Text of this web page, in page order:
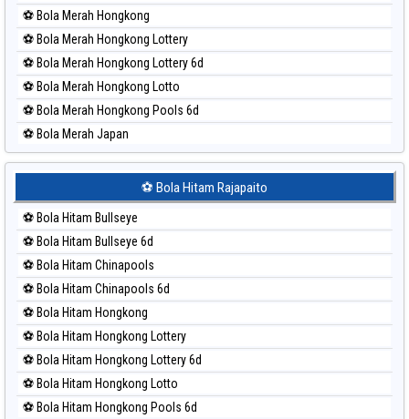
⚽ Bola Merah Hongkong
⚽ Bola Merah Hongkong Lottery
⚽ Bola Merah Hongkong Lottery 6d
⚽ Bola Merah Hongkong Lotto
⚽ Bola Merah Hongkong Pools 6d
⚽ Bola Merah Japan
⚽ Bola Merah Japan 6d
⚽ Bola Merah Kuda Lari
⚽ Bola Merah Magnum Cambodia
⚽ Bola Merah Nagoya
⚽ Bola Merah North Carolina Day
⚽ Bola Merah Pcso
⚽ Bola Merah Sao Paulo
⚽ Bola Merah Singapore
⚽ Bola Merah Sydney
⚽ Bola Merah Sydney Lottery
⚽ Bola Hitam Rajapaito
⚽ Bola Hitam Bullseye
⚽ Bola Hitam Bullseye 6d
⚽ Bola Hitam Chinapools
⚽ Bola Hitam Chinapools 6d
⚽ Bola Hitam Hongkong
⚽ Bola Hitam Hongkong Lottery
⚽ Bola Hitam Hongkong Lottery 6d
⚽ Bola Hitam Hongkong Lotto
⚽ Bola Hitam Hongkong Pools 6d